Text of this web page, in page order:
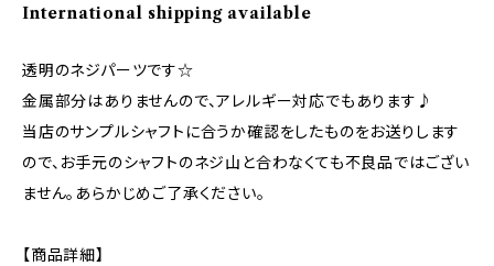
International shipping available
透明のネジパーツです☆
金属部分はありませんので、アレルギー対応でもあります♪
当店のサンプルシャフトに合うか確認をしたものをお送りします
ので、お手元のシャフトのネジ山と合わなくても不良品ではござい
ません。あらかじめご了承ください。
【商品詳細】